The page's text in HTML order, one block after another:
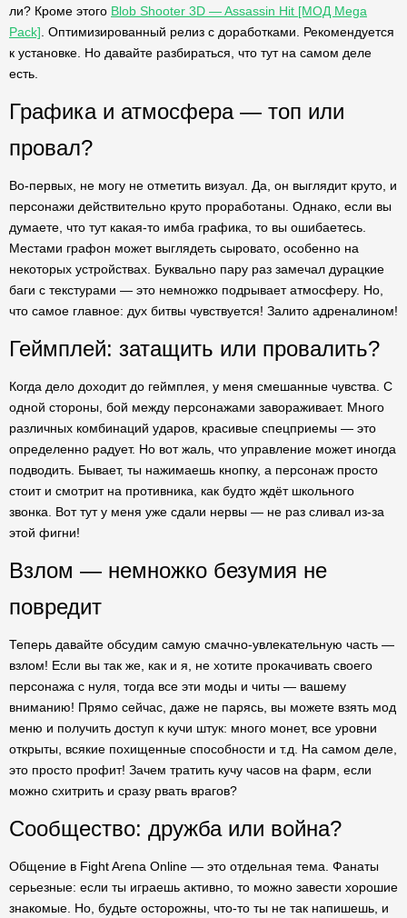
ли? Кроме этого Blob Shooter 3D — Assassin Hit [МОД Mega
Pack] . Оптимизированный релиз с доработками. Рекомендуется
к установке. Но давайте разбираться, что тут на самом деле
есть.
Графика и атмосфера — топ или
провал?
Во-первых, не могу не отметить визуал. Да, он выглядит круто, и
персонажи действительно круто проработаны. Однако, если вы
думаете, что тут какая-то имба графика, то вы ошибаетесь.
Местами графон может выглядеть сыровато, особенно на
некоторых устройствах. Буквально пару раз замечал дурацкие
баги с текстурами — это немножко подрывает атмосферу. Но,
что самое главное: дух битвы чувствуется! Залито адреналином!
Геймплей: затащить или провалить?
Когда дело доходит до геймплея, у меня смешанные чувства. С
одной стороны, бой между персонажами завораживает. Много
различных комбинаций ударов, красивые спецприемы — это
определенно радует. Но вот жаль, что управление может иногда
подводить. Бывает, ты нажимаешь кнопку, а персонаж просто
стоит и смотрит на противника, как будто ждёт школьного
звонка. Вот тут у меня уже сдали нервы — не раз сливал из-за
этой фигни!
Взлом — немножко безумия не
повредит
Теперь давайте обсудим самую смачно-увлекательную часть —
взлом! Если вы так же, как и я, не хотите прокачивать своего
персонажа с нуля, тогда все эти моды и читы — вашему
вниманию! Прямо сейчас, даже не парясь, вы можете взять мод
меню и получить доступ к кучи штук: много монет, все уровни
открыты, всякие похищенные способности и т.д. На самом деле,
это просто профит! Зачем тратить кучу часов на фарм, если
можно схитрить и сразу рвать врагов?
Сообщество: дружба или война?
Общение в Fight Arena Online — это отдельная тема. Фанаты
серьезные: если ты играешь активно, то можно завести хорошие
знакомые. Но, будьте осторожны, что-то ты не так напишешь, и